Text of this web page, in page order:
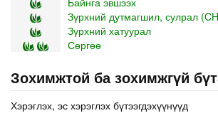
Зүрхний дутмагшил, сулрал
Зүрхний хатуурал
Сөргөө
Зохимжтой ба зохимжгүй
Хэрэглэх, эс хэрэглэх бүтээгдэхүүнүүд